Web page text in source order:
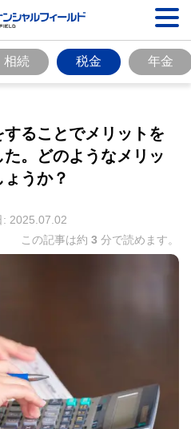
相続 税金 年金
ることでメリットを
。どのようなメリッ
ょうか？
: 2025.07.02
この記事は約 3 分で読めます。